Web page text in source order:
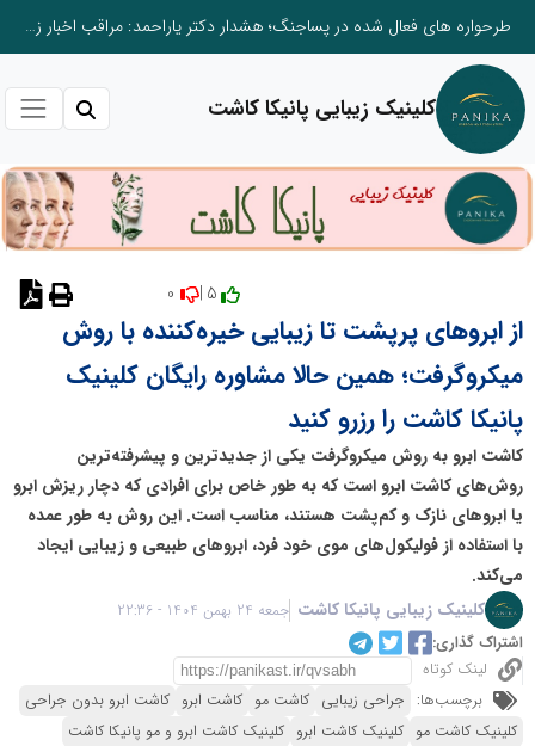
طرحواره های فعال شده در پساجنگ؛ هشدار دکتر یاراحمد: مراقب اخبار زرد و واکنش های هیجانی باشید
کلینیک زیبایی پانیکا کاشت
5 |
از ابروهای پرپشت تا زیبایی خیره‌کننده با روش
میکروگرفت؛ همین حالا مشاوره رایگان کلینیک
پانیکا کاشت را رزرو کنید
کاشت ابرو به روش میکروگرفت یکی از جدیدترین و پیشرفته‌ترین
روش‌های کاشت ابرو است که به طور خاص برای افرادی که دچار ریزش ابرو
یا ابروهای نازک و کم‌پشت هستند، مناسب است. این روش به طور عمده
با استفاده از فولیکول‌های موی خود فرد، ابروهای طبیعی و زیبایی ایجاد
می‌کند.
کلینیک زیبایی پانیکا کاشت جمعه 24 بهمن 1404 - 22:36
اشتراک گذاری:
لینک کوتاه
برچسب‌ها: جراحی زیبایی کاشت مو کاشت ابرو کاشت ابرو بدون جراحی
کلینیک کاشت مو کلینیک کاشت ابرو کلینیک کاشت ابرو و مو پانیکا کاشت